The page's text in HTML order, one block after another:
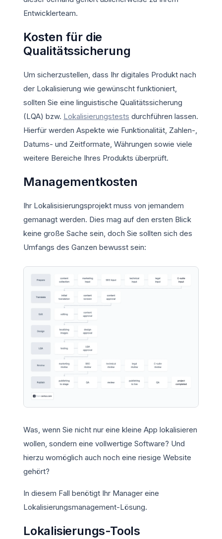
Entwicklerteam.
Kosten für die
Qualitätssicherung
Um sicherzustellen, dass Ihr digitales Produkt nach
der Lokalisierung wie gewünscht funktioniert,
sollten Sie eine linguistische Qualitätssicherung
(LQA) bzw. Lokalisierungstests durchführen lassen.
Hierfür werden Aspekte wie Funktionalität, Zahlen-,
Datums- und Zeitformate, Währungen sowie viele
weitere Bereiche Ihres Produkts überprüft.
Managementkosten
Ihr Lokalisisierungsprojekt muss von jemandem
gemanagt werden. Dies mag auf den ersten Blick
keine große Sache sein, doch Sie sollten sich des
Umfangs des Ganzen bewusst sein:
Was, wenn Sie nicht nur eine kleine App lokalisieren
wollen, sondern eine vollwertige Software? Und
hierzu womöglich auch noch eine riesige Website
gehört?
In diesem Fall benötigt Ihr Manager eine
Lokalisierungsmanagement-Lösung.
Lokalisierungs-Tools